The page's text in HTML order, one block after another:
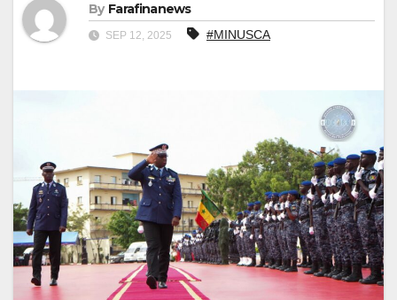
By Farafinanews
SEP 12, 2025 #MINUSCA